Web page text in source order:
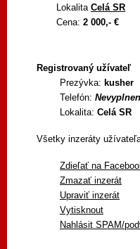
Lokalita Celá SR
Cena: 2 000,- €
Registrovaný užívateľ
Prezývka: kusher
Telefón:
Lokalita: Celá SR
Všetky inzeráty
Zdieľať na
Zmazať inzerát
Upraviť inzerát
Vytisknout
Nahlásit SPAM/